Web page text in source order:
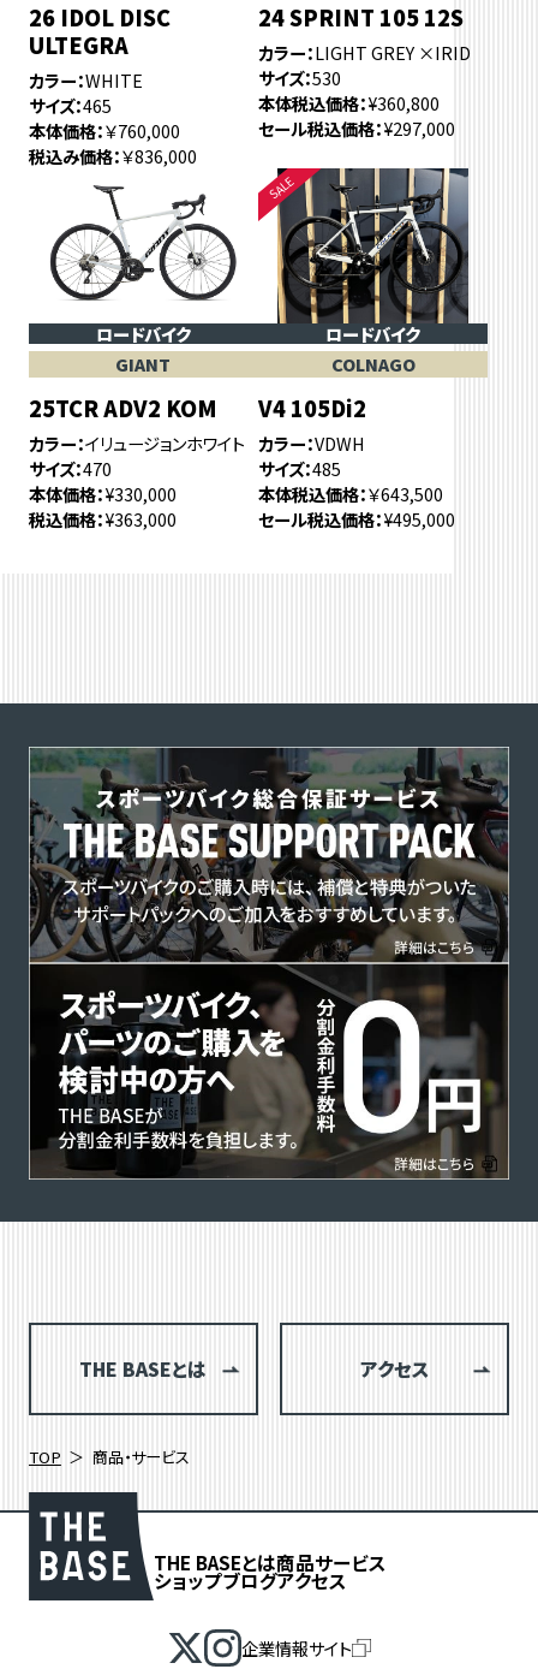
26 IDOL DISC
ULTEGRA
カラー WHITE
サイズ 465
本体価格 ￥760,000
税込み価格 ￥836,000
24 SPRINT 105 12S
カラー LIGHT GREY ×IRID
サイズ 530
本体税込価格 ¥360,800
セール税込価格 ¥297,000
ロードバイク
GIANT
25TCR ADV2 KOM
カラー イリュージョンホワイト
サイズ 470
本体価格 ¥330,000
税込価格 ¥363,000
ロードバイク
COLNAGO
V4 105Di2
カラー VDWH
サイズ 485
本体税込価格 ￥643,500
セール税込価格 ¥495,000
THE BASEとは アクセス
TOP 商品・サービス
THE BASEとは商品サービス
ショップブログアクセス
企業情報サイト